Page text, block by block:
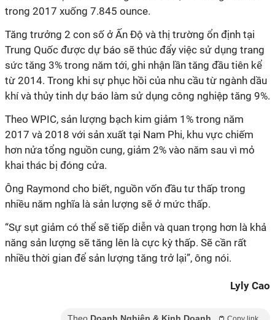
trong 2017 xuống 7.845 ounce.
Tăng trưởng 2 con số ở Ấn Độ và thị trường ổn định tại
Trung Quốc được dự báo sẽ thúc đẩy việc sử dụng trang
sức tăng 3% trong năm tới, ghi nhận lần tăng đầu tiên kể
từ 2014. Trong khi sự phục hồi của nhu cầu từ ngành dầu
khí và thủy tinh dự báo làm sử dụng công nghiệp tăng 9%.
Theo WPIC, sản lượng bạch kim giảm 1% trong năm
2017 và 2018 với sản xuất tại Nam Phi, khu vực chiếm
hơn nửa tổng nguồn cung, giảm 2% vào năm sau vì mỏ
khai thác bị đóng cửa.
Ông Raymond cho biết, nguồn vốn đầu tư thấp trong
nhiều năm nghĩa là sản lượng sẽ ở mức thấp.
“Sự sụt giảm có thể sẽ tiếp diễn và quan trọng hơn là khả
năng sản lượng sẽ tăng lên là cực kỳ thấp. Sẽ cần rất
nhiều thời gian để sản lượng tăng trở lại”, ông nói.
Lyly Cao